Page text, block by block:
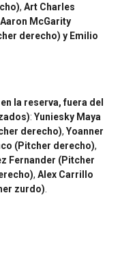
, Art Charles
Aaron McGarity
derecho) y Emilio
la reserva, fuera del
: Yuniesky Maya
derecho), Yoanner
(Pitcher derecho),
Fernander (Pitcher
, Alex Carrillo
zurdo)